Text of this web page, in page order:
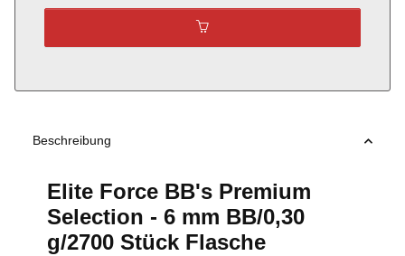
Beschreibung
Elite Force BB's Premium
Selection - 6 mm BB/0,30
g/2700 Stück Flasche